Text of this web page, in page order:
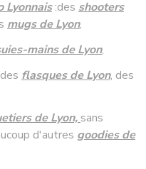
Lyonnais:des shooters
mugs de Lyon,
mains de Lyon,
des flasques de Lyon, des
de Lyon,sans
d'autres goodies de